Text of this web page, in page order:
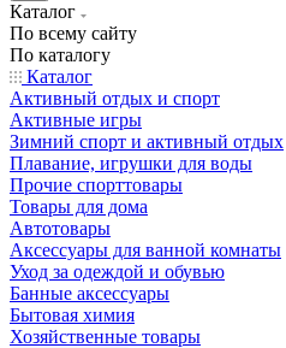
Каталог
По всему сайту
По каталогу
Каталог
Активный отдых и спорт
Активные игры
Зимний спорт и активный отдых
Плавание, игрушки для воды
Прочие спорттовары
Товары для дома
Автотовары
Аксессуары для ванной комнаты
Уход за одеждой и обувью
Банные аксессуары
Бытовая химия
Хозяйственные товары